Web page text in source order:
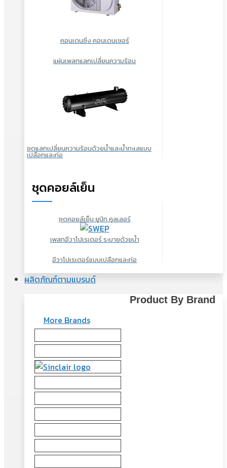
คอนเดนซิ่ง คอนเดนเซอร์
แผ่นเพลทแลกเปลี่ยนความร้อน
ชุดแลกเปลี่ยนความร้อนด้วยน้ำและน้ำทะเลแบบ
เปลือกและท่อ
ชุดคอยล์เย็น
ชุดคอยล์เย็น ยูนิท คูลเลอร์
เพลทอีวาโปเรเตอร์ ระบายด้วยน้ำ
อีวาโปเรเตอร์แบบเปลือกและท่อ
ผลิตภัณฑ์ตามแบรนด์
Product By Brand
More Brands